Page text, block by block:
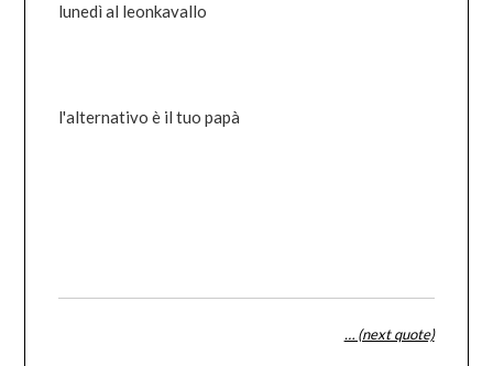
lunedì al leonkavallo
l'alternativo è il tuo papà
… (next quote)